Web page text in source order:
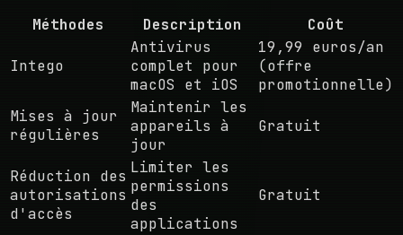
Méthodes
Description Coût
Intego
Antivirus
complet pour
macOS et iOS
19,99 euros/an
(offre
promotionnelle)
Mises à jour
régulières
Maintenir les
appareils à
jour
Gratuit
Réduction des
autorisations
d'accès
Limiter les
permissions
des
applications
Gratuit